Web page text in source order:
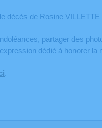
décès de Rosine
partager des
dédié à honorer la
.